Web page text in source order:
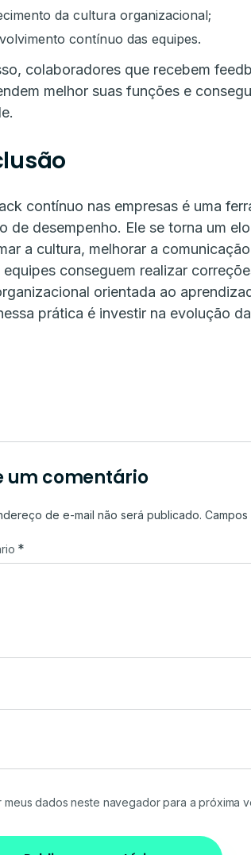
da cultura organizacional;
contínuo das equipes.
colaboradores que recebem
melhor suas funções e
contínuo nas empresas é uma
de desempenho. Ele se torna um
a cultura, melhorar a
equipes conseguem realizar
orientada ao
prática é investir na evolução
um comentário
de e-mail não será publicado.
*
meus dados neste navegador para a próxima